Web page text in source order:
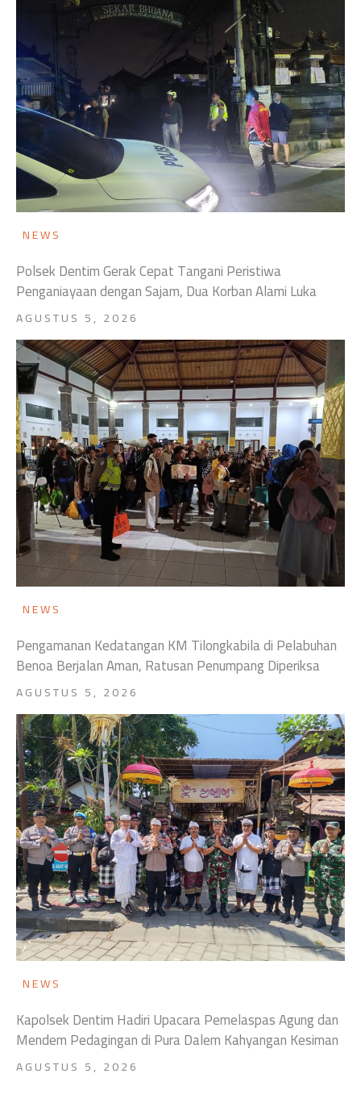
NEWS
Polsek Dentim Gerak Cepat Tangani Peristiwa
Penganiayaan dengan Sajam, Dua Korban Alami Luka
AGUSTUS 5, 2026
NEWS
Pengamanan Kedatangan KM Tilongkabila di Pelabuhan
Benoa Berjalan Aman, Ratusan Penumpang Diperiksa
AGUSTUS 5, 2026
NEWS
Kapolsek Dentim Hadiri Upacara Pemelaspas Agung dan
Mendem Pedagingan di Pura Dalem Kahyangan Kesiman
AGUSTUS 5, 2026